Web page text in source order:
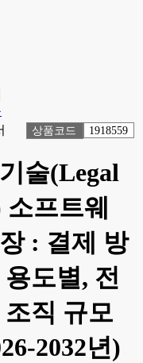
상품코드 1918559
술(Legal
소프트웨
: 결제 방
용도별, 전
직 규모
2032년)